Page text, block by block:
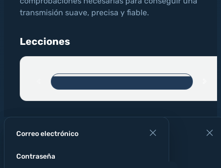
transmisión suave, precisa y fiable.
Lecciones
CERTIFICADO
Ingresa tu nombre
Correo electrónico
Contraseña